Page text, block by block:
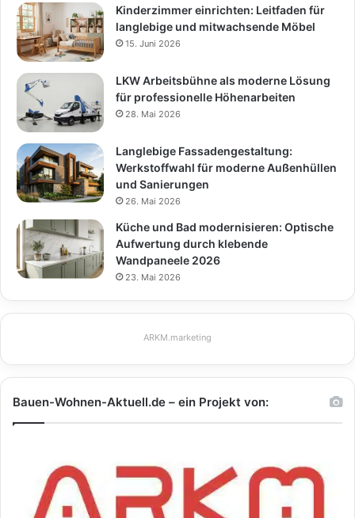
Kinderzimmer einrichten: Leitfaden für
langlebige und mitwachsende Möbel
15. Juni 2026
LKW Arbeitsbühne als moderne Lösung
für professionelle Höhenarbeiten
28. Mai 2026
Langlebige Fassadengestaltung:
Werkstoffwahl für moderne Außenhüllen
und Sanierungen
26. Mai 2026
Küche und Bad modernisieren: Optische
Aufwertung durch klebende
Wandpaneele 2026
23. Mai 2026
ARKM.marketing
Bauen-Wohnen-Aktuell.de – ein Projekt von: